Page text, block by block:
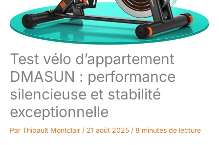
Test vélo d’appartement
DMASUN : performance
silencieuse et stabilité
exceptionnelle
Par Thibault Montclair / 21 août 2025 / 8 minutes de lecture